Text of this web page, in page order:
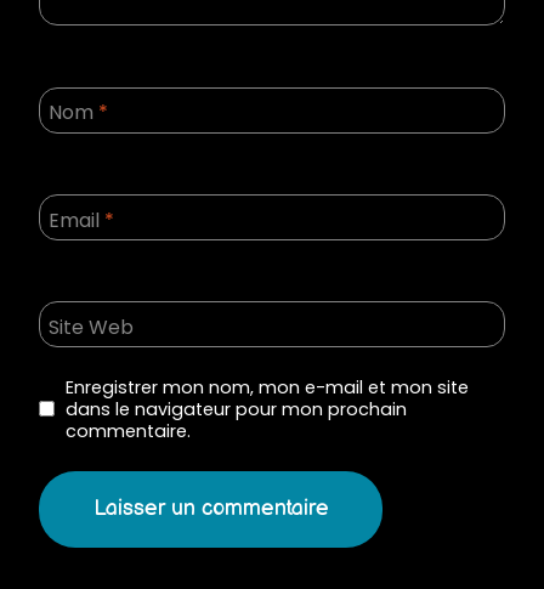
Nom *
Email *
Site Web
Enregistrer mon nom, mon e-mail et mon site
dans le navigateur pour mon prochain
commentaire.